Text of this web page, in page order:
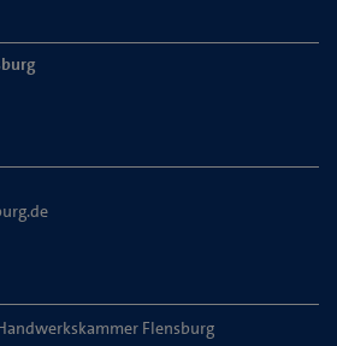
Flensburg